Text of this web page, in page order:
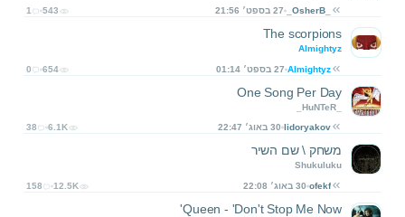
_OsherB_ 27 בספט׳ 21:56 1 543
The scorpions
Almightyz
Almightyz 27 בספט׳ 01:14 0 654
One Song Per Day
_HuNTeR_
lidoryakov 30 באוג׳ 22:47 38 6.1K
משחק \ שם השיר
Shukuluku
ofekf 30 באוג׳ 22:08 158 12.5K
Queen - 'Don't Stop Me Now'